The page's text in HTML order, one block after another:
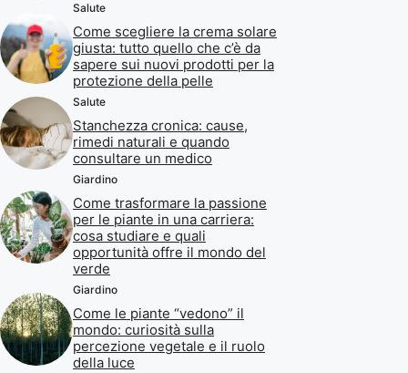
Salute
Come scegliere la crema solare
giusta: tutto quello che c’è da
sapere sui nuovi prodotti per la
protezione della pelle
Salute
Stanchezza cronica: cause,
rimedi naturali e quando
consultare un medico
Giardino
Come trasformare la passione
per le piante in una carriera:
cosa studiare e quali
opportunità offre il mondo del
verde
Giardino
Come le piante “vedono” il
mondo: curiosità sulla
percezione vegetale e il ruolo
della luce